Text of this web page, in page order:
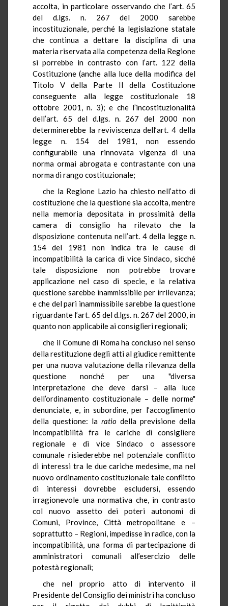
accolta, in particolare osservando che l’art. 65
del d.lgs. n. 267 del 2000 sarebbe
incostituzionale, perché la legislazione statale
che continua a dettare la disciplina di una
materia riservata alla competenza della Regione
si porrebbe in contrasto con l’art. 122 della
Costituzione (anche alla luce della modifica del
Titolo V della Parte II della Costituzione
conseguente alla legge costituzionale 18
ottobre 2001, n. 3); e che l’incostituzionalità
dell’art. 65 del d.lgs. n. 267 del 2000 non
determinerebbe la reviviscenza dell’art. 4 della
legge n. 154 del 1981, non essendo
configurabile una rinnovata vigenza di una
norma ormai abrogata e contrastante con una
norma di rango costituzionale;
che la Regione Lazio ha chiesto nell’atto di
costituzione che la questione sia accolta, mentre
nella memoria depositata in prossimità della
camera di consiglio ha rilevato che la
disposizione contenuta nell’art. 4 della legge n.
154 del 1981 non indica tra le cause di
incompatibilità la carica di vice Sindaco, sicché
tale disposizione non potrebbe trovare
applicazione nel caso di specie, e la relativa
questione sarebbe inammissibile per irrilevanza;
e che del pari inammissibile sarebbe la questione
riguardante l’art. 65 del d.lgs. n. 267 del 2000, in
quanto non applicabile ai consiglieri regionali;
che il Comune di Roma ha concluso nel senso
della restituzione degli atti al giudice remittente
per una nuova valutazione della rilevanza della
questione nonché per una "diversa
interpretazione che deve darsi – alla luce
dell’ordinamento costituzionale – delle norme"
denunciate, e, in subordine, per l’accoglimento
della questione: la ratio della previsione della
incompatibilità fra le cariche di consigliere
regionale e di vice Sindaco o assessore
comunale risiederebbe nel potenziale conflitto
di interessi tra le due cariche medesime, ma nel
nuovo ordinamento costituzionale tale conflitto
di interessi dovrebbe escludersi, essendo
irragionevole una normativa che, in contrasto
col nuovo assetto dei poteri autonomi di
Comuni, Province, Città metropolitane e –
soprattutto – Regioni, impedisse in radice, con la
incompatibilità, una forma di partecipazione di
amministratori comunali all’esercizio delle
potestà regionali;
che nel proprio atto di intervento il
Presidente del Consiglio dei ministri ha concluso